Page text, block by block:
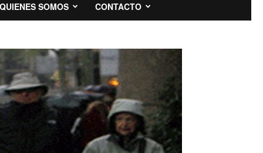
QUIENES SOMOS CONTACTO